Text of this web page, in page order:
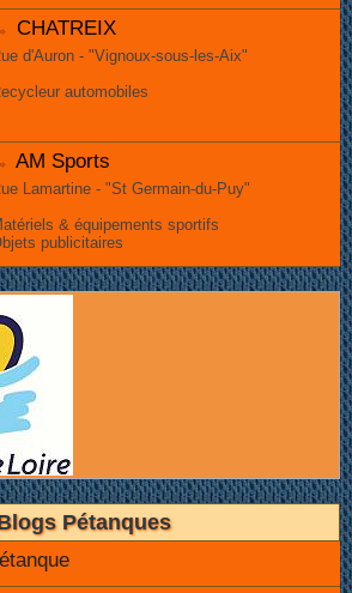
CHATREIX
d'Auron - "Vignoux-sous-les-Aix"
automobiles
AM Sports
Lamartine - "St Germain-du-Puy"
& équipements sportifs
publicitaires
Pétanques